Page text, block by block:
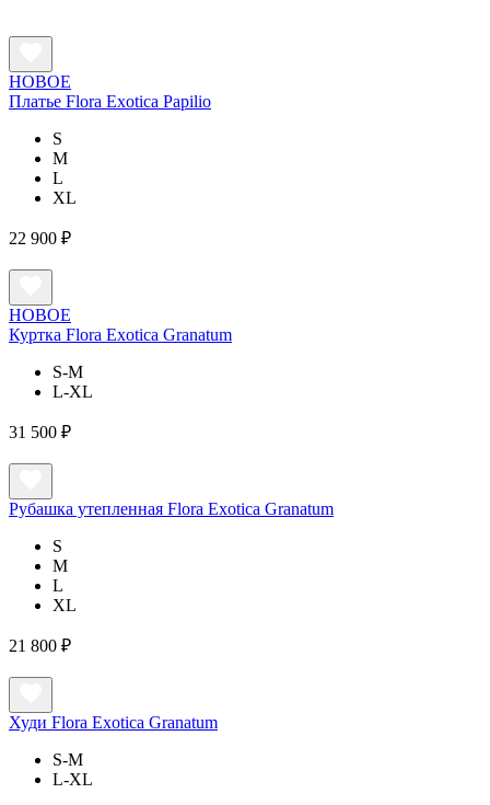
НОВОЕ
Платье Flora Exotica Papilio
S
M
L
XL
22 900 ₽
НОВОЕ
Куртка Flora Exotica Granatum
S-M
L-XL
31 500 ₽
Рубашка утепленная Flora Exotica Granatum
S
M
L
XL
21 800 ₽
Худи Flora Exotica Granatum
S-M
L-XL